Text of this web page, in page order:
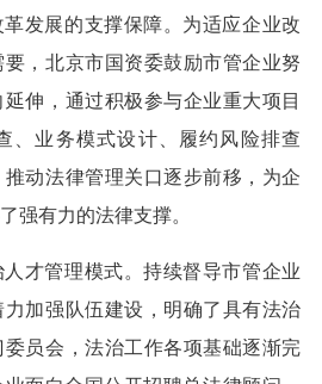
发展的支撑保障。为适应企业改
，北京市国资委鼓励市管企业努
伸，通过积极参与企业重大项目
、业务模式设计、履约风险排查
动法律管理关口逐步前移，为企
强有力的法律支撑。
才管理模式。持续督导市管企业
加强队伍建设，明确了具有法治
员会，法治工作各项基础逐渐完